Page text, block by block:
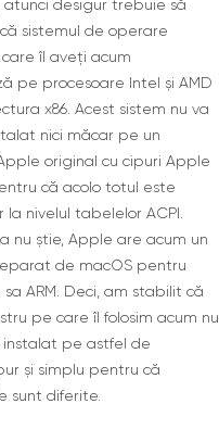
atunci desigur trebuie să
sistemul de operare
îl aveți acum
pe procesoare Intel și AMD
x86. Acest sistem nu va
nici măcar pe un
original cu cipuri Apple
că acolo totul este
la nivelul tabelelor ACPI.
nu știe, Apple are acum un
de macOS pentru
ARM. Deci, am stabilit că
pe care îl folosim acum nu
pe astfel de
și simplu pentru că
sunt diferite.